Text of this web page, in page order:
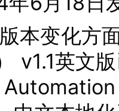
本变化方
v1.1英文